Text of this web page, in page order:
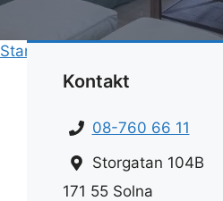
Start
Kontakt
08-760 66 11
Storgatan 104B
171 55 Solna